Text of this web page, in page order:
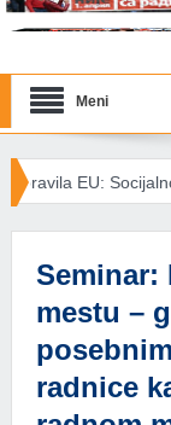
Meni
ugroženima
Seminar:
mestu –
radnice